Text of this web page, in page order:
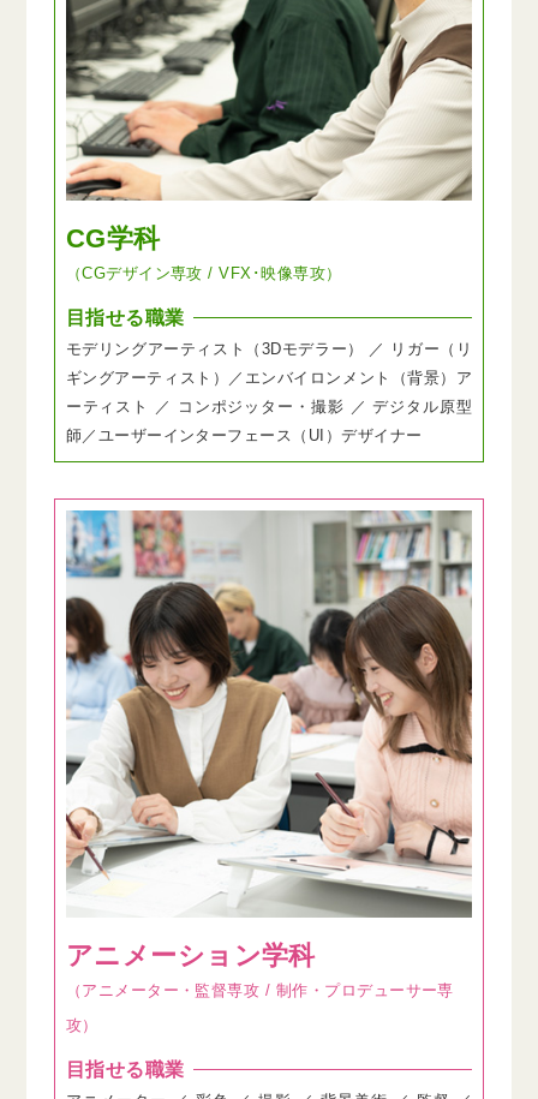
CG学科
（CGデザイン専攻 / VFX･映像専攻）
目指せる職業
モデリングアーティスト（3Dモデラー） ／ リガー（リ
ギングアーティスト）／エンバイロンメント（背景）ア
ーティスト ／ コンポジッター・撮影 ／ デジタル原型
師／ユーザーインターフェース（UI）デザイナー
アニメーション学科
（アニメーター・監督専攻 / 制作・プロデューサー専
攻）
目指せる職業